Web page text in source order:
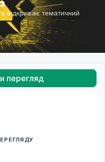
відкриває тематичний
перегляд